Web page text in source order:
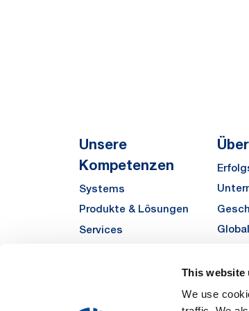
This website
We use
Unsere
Kompetenzen
Systems
Produkte & Lösungen
Services